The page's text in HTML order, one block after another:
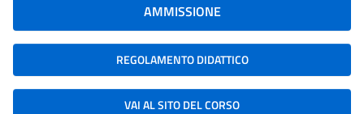
AMMISSIONE
REGOLAMENTO DIDATTICO
VAI AL SITO DEL CORSO